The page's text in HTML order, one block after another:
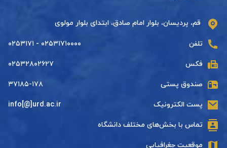
قم، پردیسان، بلوار امام صادق، ابتدای بلوار مولوی
تلفن ۰۲۵۳۱۷۱۰۰۰۰ - ۰۲۵۳۱۷۱
فکس ۰۲۵۳۲۸۰۲۶۲۷
صندوق پستی ۳۷۱۸۵-۱۷۸
پست الکترونیک info[@]urd.ac.ir
تماس با بخش‌های مختلف دانشگاه
موقعیت جغرافیایی